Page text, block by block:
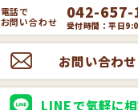
電話で
お問い合わせ
042-657-
受付時間：平日
お問い合わせ
LINEで気軽に